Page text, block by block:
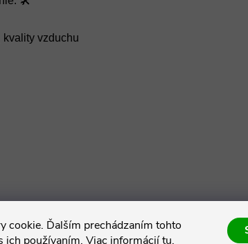
cookie. Ďalším prechádzaním tohto
ich používaním. Viac informáciítu.
kvality vzduchu